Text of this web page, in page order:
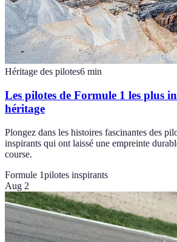
Héritage des pilotes6 min
Les pilotes de Formule 1 les plus
héritage
Plongez dans les histoires fascinantes des
inspirants qui ont laissé une empreinte
course.
Formule 1pilotes inspirants
Aug 2